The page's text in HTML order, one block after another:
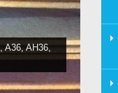
A36, AH36,